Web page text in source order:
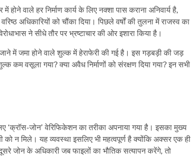
वाले हर निर्माण कार्य के लिए नक्शा पास कराना अनिवार्य है,
अधिकारियों को चौंका दिया। पिछले वर्षों की तुलना में राजस्व का
ने सीधे तौर पर भ्रष्टाचार की ओर इशारा किया है।
में जमा होने वाले शुल्क में हेराफेरी की गई है। इस गड़बड़ी की जड़
वसूला गया? क्या अवैध निर्माणों को संरक्षण दिया गया? इन सभी
‘क्रॉस-जोन’ वेरिफिकेशन का तरीका अपनाया गया है। इसका मुख्य
को न मिले। यह व्यवस्था इसलिए भी महत्वपूर्ण है क्योंकि अक्सर एक ही
जोन के अधिकारी जब फाइलों का भौतिक सत्यापन करेंगे, तो